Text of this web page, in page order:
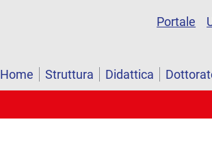
Portale
Home Struttura Didattica